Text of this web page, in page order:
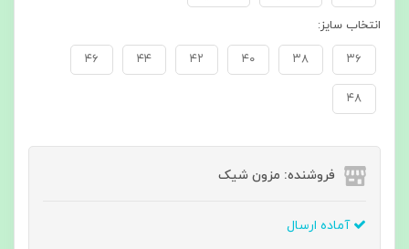
انتخاب سايز:
٣٦ ٣٨ ٤٠ ٤٢ ٤٤ ٤٦
٤٨
فروشنده: مزون شیک
آماده ارسال